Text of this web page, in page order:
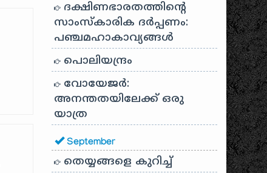
ദക്ഷിണഭാരതത്തിൻ്റെ
സാംസ്കാരിക ദർപ്പണം:
പഞ്ചമഹാകാവ്യങ്ങൾ
പൊലിയന്ദ്രം
വോയേജർ:
അനന്തതയിലേക്ക് ഒരു
യാത്ര
September
തെയ്യങ്ങളെ കുറിച്ച്